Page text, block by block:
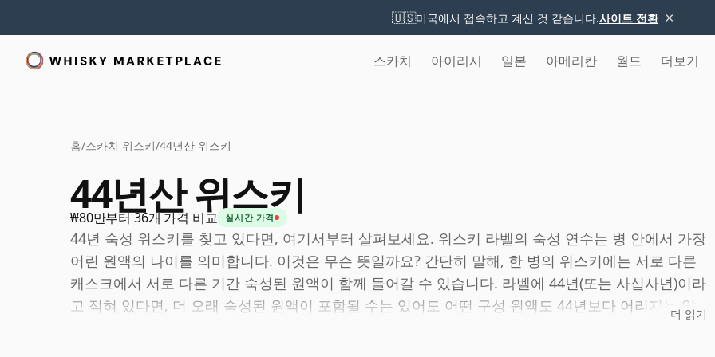
🇺🇸미국에서 접속하고 계신 것 같습니다.사이트 전환 ×
스카치 아이리시 일본 아메리칸 월드 더보기
홈/스카치 위스키/44년산 위스키
44년산 위스키
₩80만부터 36개 가격 비교 실시간 가격
44년 숙성 위스키를 찾고 있다면, 여기서부터 살펴보세요. 위스키 라벨의 숙성 연수는 병 안에서 가장
어린 원액의 나이를 의미합니다. 이것은 무슨 뜻일까요? 간단히 말해, 한 병의 위스키에는 서로 다른
캐스크에서 서로 다른 기간 숙성된 원액이 함께 들어갈 수 있습니다. 라벨에 44년(또는 사십사년)이라
고 적혀 있다면, 더 오래 숙성된 원액이 포함될 수는 있어도 어떤 구성 원액도 44년보다 어리지는 않
더 읽기